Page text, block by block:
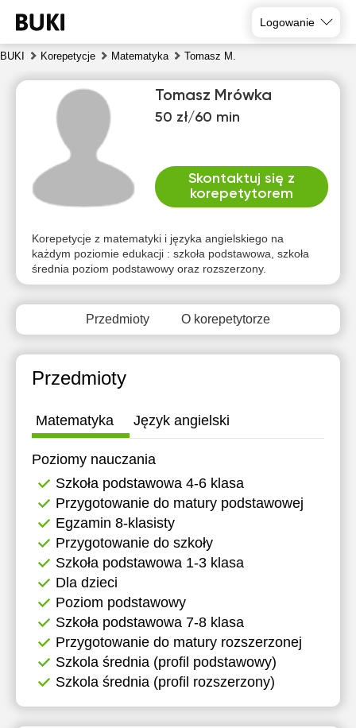
Logowanie
BUKI Korepetycje Matematyka Tomasz M.
Tomasz Mrówka
50 zł/60 min
Skontaktuj się z
korepetytorem
Korepetycje z matematyki i języka angielskiego na
każdym poziomie edukacji : szkoła podstawowa, szkoła
średnia poziom podstawowy oraz rozszerzony.
Przedmioty O korepetytorze
Przedmioty
Matematyka Język angielski
Poziomy nauczania
Szkoła podstawowa 4-6 klasa
Przygotowanie do matury podstawowej
Egzamin 8-klasisty
Przygotowanie do szkoły
Szkoła podstawowa 1-3 klasa
Dla dzieci
Poziom podstawowy
Szkoła podstawowa 7-8 klasa
Przygotowanie do matury rozszerzonej
Szkola średnia (profil podstawowy)
Szkola średnia (profil rozszerzony)
9
10
11
12
13
18:30
19:30
20:00
Brak
dostępnych
terminów
Brak
dostępnych
terminów
Brak
dostępnych
terminów
Brak
dostępnych
terminów
dostępnych
terminów